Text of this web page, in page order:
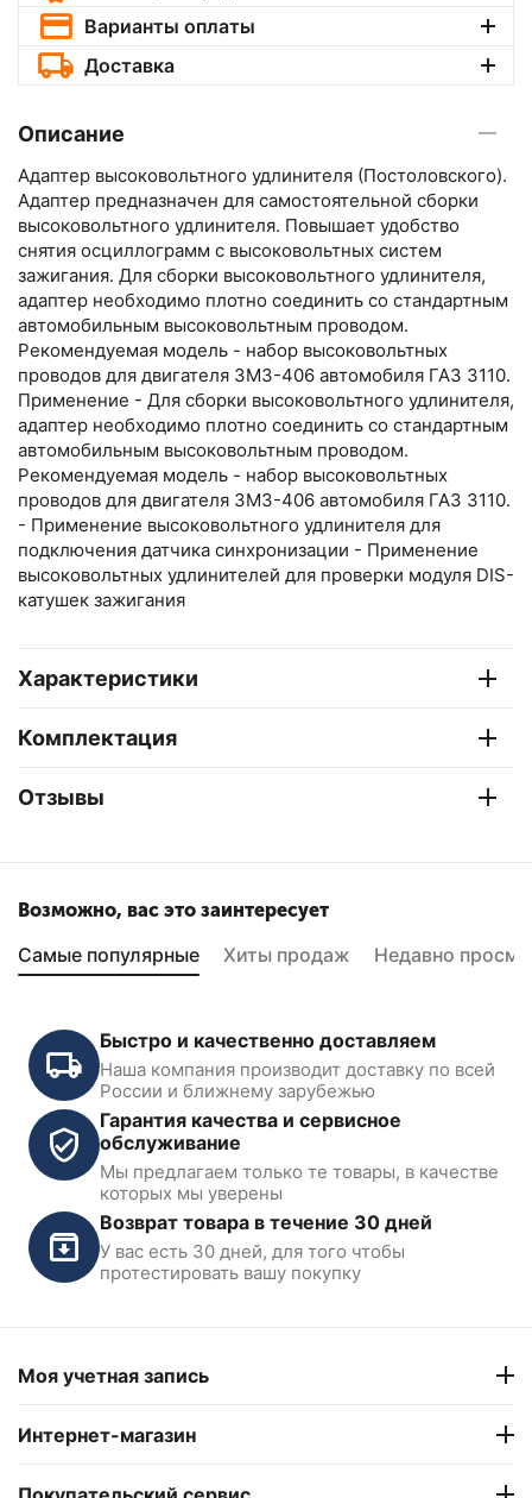
Варианты оплаты
Доставка
Описание
Адаптер высоковольтного удлинителя (Постоловского).
Адаптер предназначен для самостоятельной сборки
высоковольтного удлинителя. Повышает удобство
снятия осциллограмм с высоковольтных систем
зажигания. Для сборки высоковольтного удлинителя,
адаптер необходимо плотно соединить со стандартным
автомобильным высоковольтным проводом.
Рекомендуемая модель - набор высоковольтных
проводов для двигателя ЗМЗ-406 автомобиля ГАЗ 3110.
Применение - Для сборки высоковольтного удлинителя,
адаптер необходимо плотно соединить со стандартным
автомобильным высоковольтным проводом.
Рекомендуемая модель - набор высоковольтных
проводов для двигателя ЗМЗ-406 автомобиля ГАЗ 3110.
- Применение высоковольтного удлинителя для
подключения датчика синхронизации - Применение
высоковольтных удлинителей для проверки модуля DIS-
катушек зажигания
Характеристики
Комплектация
Отзывы
Возможно, вас это заинтересует
Самые популярные Хиты продаж Недавно
Быстро и качественно доставляем
Наша компания производит доставку по всей
России и ближнему зарубежью
Гарантия качества и сервисное
обслуживание
Мы предлагаем только те товары, в качестве
которых мы уверены
Возврат товара в течение 30 дней
У вас есть 30 дней, для того чтобы
протестировать вашу покупку
Моя учетная запись
Интернет-магазин